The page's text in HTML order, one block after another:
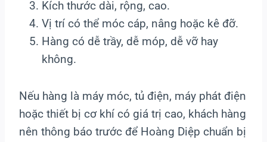
Kích thước dài, rộng, cao.
Vị trí có thể móc cáp, nâng hoặc kê đỡ.
Hàng có dễ trầy, dễ móp, dễ vỡ hay
không.
Nếu hàng là máy móc, tủ điện, máy phát điện
hoặc thiết bị cơ khí có giá trị cao, khách hàng
nên thông báo trước để Hoàng Diệp chuẩn bị